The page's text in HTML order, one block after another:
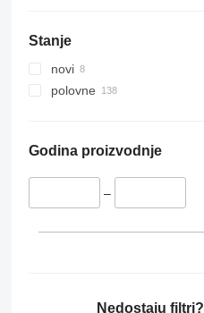
Stanje
novi
polovne
Godina proizvodnje
–
Nedostaju filtri?